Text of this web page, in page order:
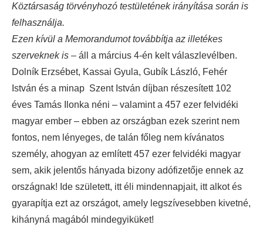
Köztársaság törvényhozó testületének irányítása során is
felhasználja.
Ezen kívül a Memorandumot továbbítja az illetékes
szerveknek is – áll a március 4-én kelt válaszlevélben.
Dolník Erzsébet, Kassai Gyula, Gubík László, Fehér
István és a minap Szent István díjban részesített 102
éves Tamás Ilonka néni – valamint a 457 ezer felvidéki
magyar ember – ebben az országban ezek szerint nem
fontos, nem lényeges, de talán főleg nem kívánatos
személy, ahogyan az említett 457 ezer felvidéki magyar
sem, akik jelentős hányada bizony adófizetője ennek az
országnak! Ide született, itt éli mindennapjait, itt alkot és
gyarapítja ezt az országot, amely legszívesebben kivetné,
kihányná magából mindegyiküket!